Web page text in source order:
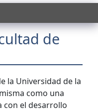
de
la Universidad de la
como una
el desarrollo